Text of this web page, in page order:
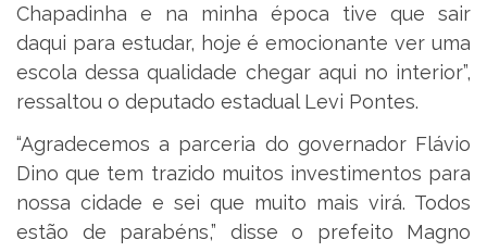
Chapadinha e na minha época tive que sair
daqui para estudar, hoje é emocionante ver uma
escola dessa qualidade chegar aqui no interior”,
ressaltou o deputado estadual Levi Pontes.
“Agradecemos a parceria do governador Flávio
Dino que tem trazido muitos investimentos para
nossa cidade e sei que muito mais virá. Todos
estão de parabéns,” disse o prefeito Magno